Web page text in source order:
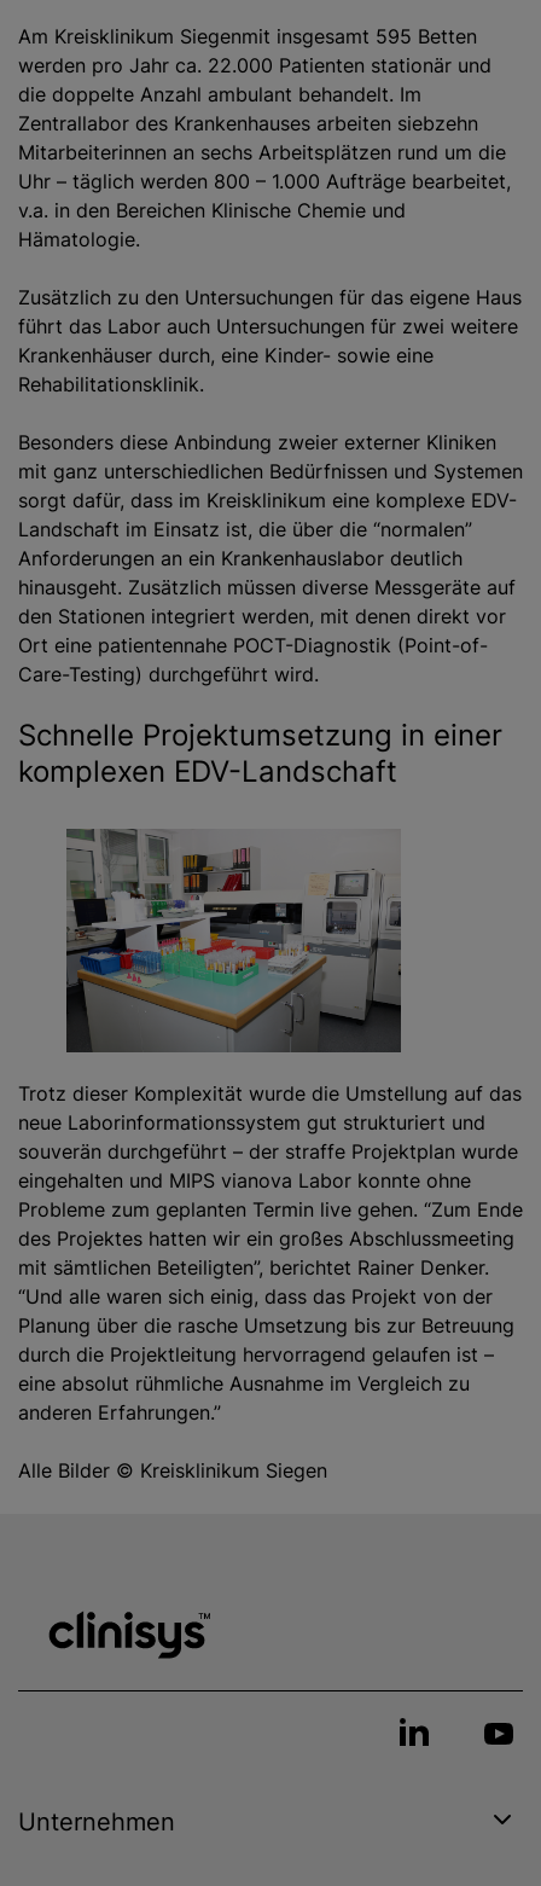
Am Kreisklinikum Siegenmit insgesamt 595 Betten
werden pro Jahr ca. 22.000 Patienten stationär und
die doppelte Anzahl ambulant behandelt. Im
Zentrallabor des Krankenhauses arbeiten siebzehn
Mitarbeiterinnen an sechs Arbeitsplätzen rund um die
Uhr – täglich werden 800 – 1.000 Aufträge bearbeitet,
v.a. in den Bereichen Klinische Chemie und
Hämatologie.
Zusätzlich zu den Untersuchungen für das eigene Haus
führt das Labor auch Untersuchungen für zwei weitere
Krankenhäuser durch, eine Kinder- sowie eine
Rehabilitationsklinik.
Besonders diese Anbindung zweier externer Kliniken
mit ganz unterschiedlichen Bedürfnissen und Systemen
sorgt dafür, dass im Kreisklinikum eine komplexe EDV-
Landschaft im Einsatz ist, die über die “normalen”
Anforderungen an ein Krankenhauslabor deutlich
hinausgeht. Zusätzlich müssen diverse Messgeräte auf
den Stationen integriert werden, mit denen direkt vor
Ort eine patientennahe POCT-Diagnostik (Point-of-
Care-Testing) durchgeführt wird.
Schnelle Projektumsetzung in einer
komplexen EDV-Landschaft
Trotz dieser Komplexität wurde die Umstellung auf das
neue Laborinformationssystem gut strukturiert und
souverän durchgeführt – der straffe Projektplan wurde
eingehalten und MIPS vianova Labor konnte ohne
Probleme zum geplanten Termin live gehen. “Zum Ende
des Projektes hatten wir ein großes Abschlussmeeting
mit sämtlichen Beteiligten”, berichtet Rainer Denker.
“Und alle waren sich einig, dass das Projekt von der
Planung über die rasche Umsetzung bis zur Betreuung
durch die Projektleitung hervorragend gelaufen ist –
eine absolut rühmliche Ausnahme im Vergleich zu
anderen Erfahrungen.”
Alle Bilder © Kreisklinikum Siegen
Unternehmen